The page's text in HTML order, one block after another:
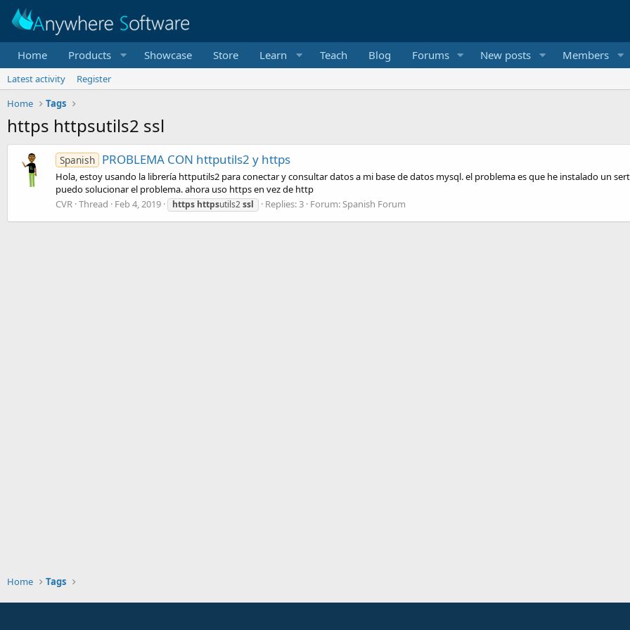
Home Products Showcase Store Learn Teach Blog Forums New posts Members
Latest activity
Register
Home
Tags
https httpsutils2 ssl
Spanish PROBLEMA CON httputils2 y https
Hola, estoy usando la librería httputils2 para conectar y consultar datos a mi base de datos mysql. el problema es que he instalado un
puedo solucionar el problema. ahora uso https en vez de http
CVR Thread Feb 4, 2019 https httpsutils2ssl Replies: 3 Forum:Spanish Forum
Home Tags